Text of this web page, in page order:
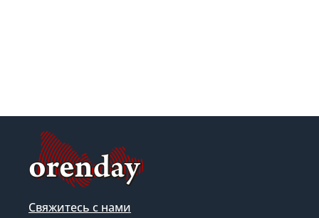
Свяжитесь с нами